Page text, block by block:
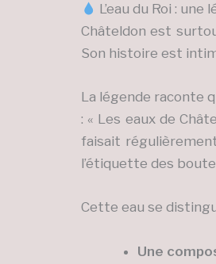
L’eau du Roi :
Châteldon est
Son histoire est
La légende raconte
: « Les eaux de
faisait
l’étiquette des
Cette eau se
Une